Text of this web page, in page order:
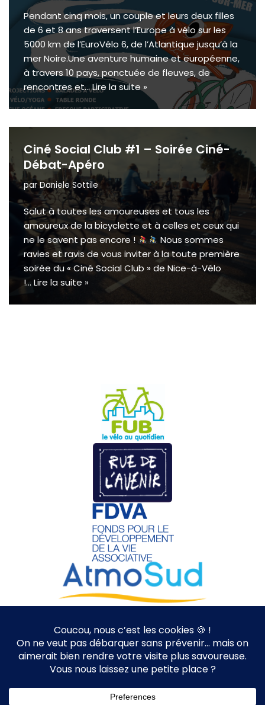
Pendant cinq mois, un couple et leurs deux filles
de 6 et 8 ans traversent l’Europe à vélo sur les
5000 km de l’EuroVélo 6, de l’Atlantique jusqu’à la
mer Noire.Une aventure humaine et européenne,
à travers 10 pays, ponctuée de fleuves, de
rencontres et…Lire la suite »
Ciné Social Club #1 – Soirée Ciné-
Débat-Apéro
parDaniele Sottile
Salut à toutes les amoureuses et tous les
amoureux de la bicyclette et à celles et ceux qui
ne le savent pas encore !
Nous sommes
ravies et ravis de vous inviter à la toute première
soirée du « Ciné Social Club » de Nice-à-Vélo
!… Lire la suite »